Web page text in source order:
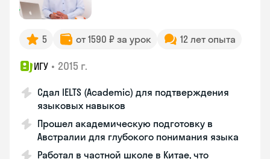
5 от 1590 ₽ за урок 12 лет опыта
ИГУ • 2015 г.
Сдал IELTS (Academic) для подтверждения
языковых навыков
Прошел академическую подготовку в
Австралии для глубокого понимания языка
Работал в частной школе в Китае, что